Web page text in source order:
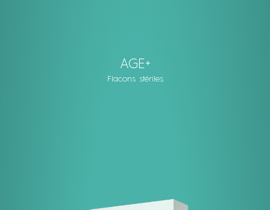
AGE+
Flacons stériles